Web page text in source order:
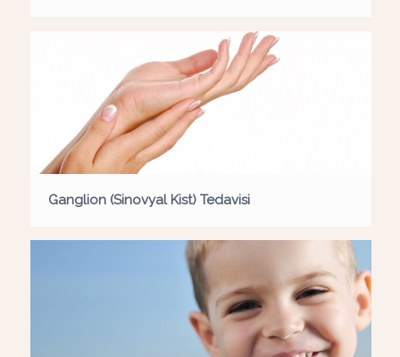
Ganglion (Sinovyal Kist) Tedavisi